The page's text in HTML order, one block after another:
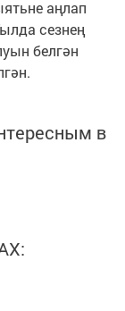
аңлап
сезнең
белгән
в